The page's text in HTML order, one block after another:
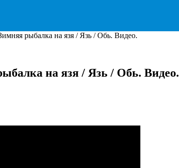
рыбалка на язя / Язь / Обь. Видео.
на язя / Язь / Обь. Видео.